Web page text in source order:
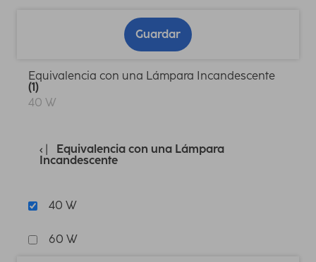
Guardar
Equivalencia con una Lámpara Incandescente
(1)
40 W
Equivalencia con una Lámpara
Incandescente
40 W
60 W